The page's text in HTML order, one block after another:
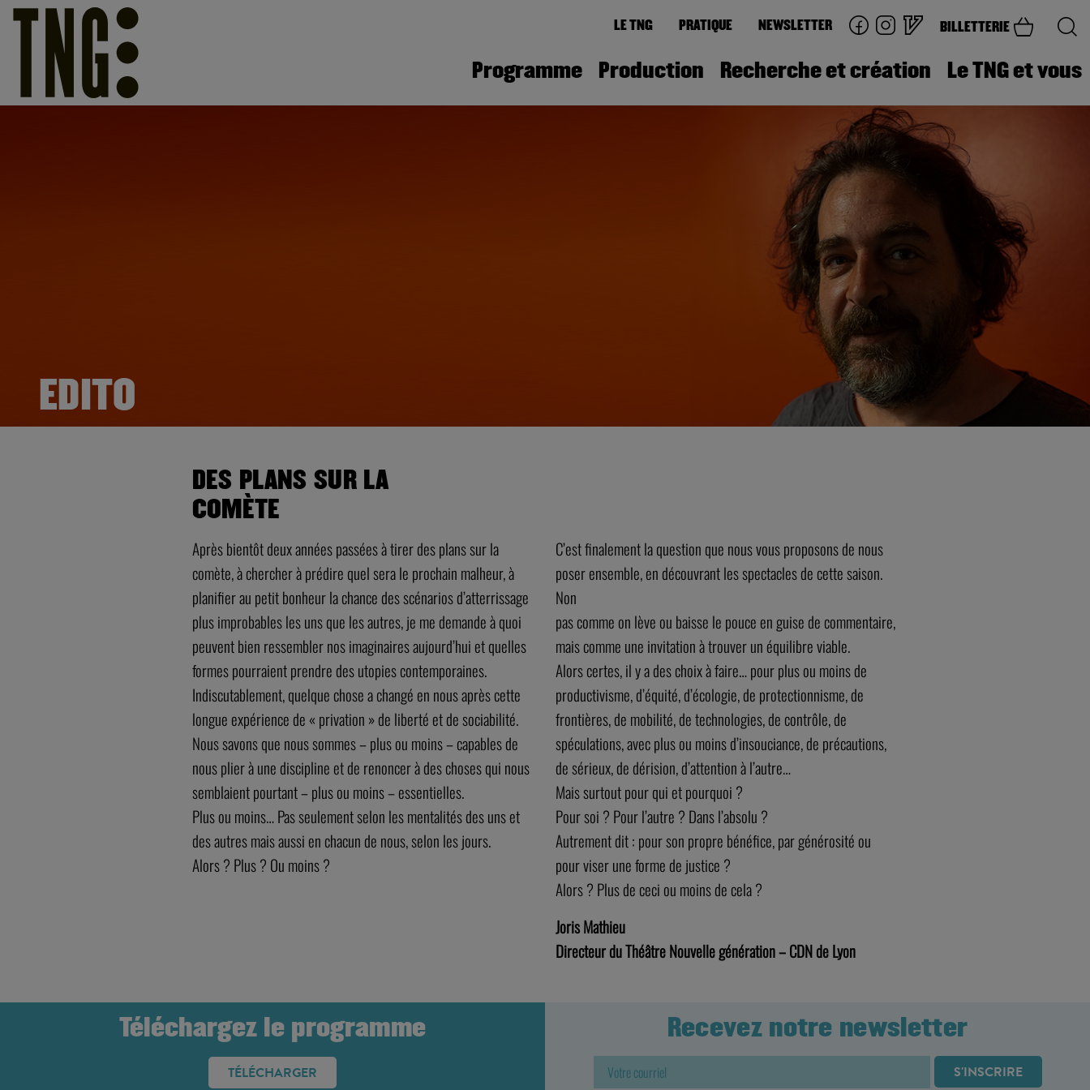
LE TNG PRATIQUE NEWSLETTER BILLETTERIE
Programme Production Recherche et création Le TNG et vous
EDITO
DES PLANS SUR LA
COMÈTE
Après bientôt deux années passées à tirer des plans sur la
comète, à chercher à prédire quel sera le prochain malheur, à
planifier au petit bonheur la chance des scénarios d’atterrissage
plus improbables les uns que les autres, je me demande à quoi
peuvent bien ressembler nos imaginaires aujourd’hui et quelles
formes pourraient prendre des utopies contemporaines.
Indiscutablement, quelque chose a changé en nous après cette
longue expérience de « privation » de liberté et de sociabilité.
Nous savons que nous sommes – plus ou moins – capables de
nous plier à une discipline et de renoncer à des choses qui nous
semblaient pourtant – plus ou moins – essentielles.
Plus ou moins… Pas seulement selon les mentalités des uns et
des autres mais aussi en chacun de nous, selon les jours.
Alors ? Plus ? Ou moins ?
C’est finalement la question que nous vous proposons de nous
poser ensemble, en découvrant les spectacles de cette saison.
Non
pas comme on lève ou baisse le pouce en guise de commentaire,
mais comme une invitation à trouver un équilibre viable.
Alors certes, il y a des choix à faire… pour plus ou moins de
productivisme, d’équité, d’écologie, de protectionnisme, de
frontières, de mobilité, de technologies, de contrôle, de
spéculations, avec plus ou moins d’insouciance, de précautions,
de sérieux, de dérision, d’attention à l’autre…
Mais surtout pour qui et pourquoi ?
Pour soi ? Pour l’autre ? Dans l’absolu ?
Autrement dit : pour son propre bénéfice, par générosité ou
pour viser une forme de justice ?
Alors ? Plus de ceci ou moins de cela ?
Joris Mathieu
Directeur du Théâtre Nouvelle génération – CDN de Lyon
Téléchargez le programme
TÉLÉCHARGER
Recevez notre newsletter